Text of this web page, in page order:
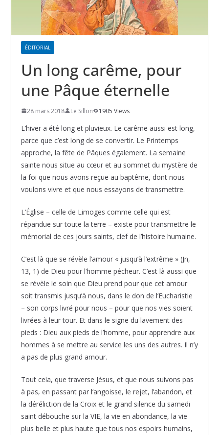
ÉDITORIAL
Un long carême, pour
une Pâque éternelle
28 mars 2018 Le Sillon 1905 Views
L’hiver a été long et pluvieux. Le carême aussi est long,
parce que c’est long de se convertir. Le Printemps
approche, la fête de Pâques également. La semaine
sainte nous situe au cœur et au sommet du mystère de
la foi que nous avons reçue au baptême, dont nous
voulons vivre et que nous essayons de transmettre.
L’Église – celle de Limoges comme celle qui est
répandue sur toute la terre – existe pour transmettre le
mémorial de ces jours saints, clef de l’histoire humaine.
C’est là que se révèle l’amour « jusqu’à l’extrême » (Jn,
13, 1) de Dieu pour l’homme pécheur. C’est là aussi que
se révèle le soin que Dieu prend pour que cet amour
soit transmis jusqu’à nous, dans le don de l’Eucharistie
– son corps livré pour nous – pour que nos vies soient
livrées à leur tour. Et dans le signe du lavement des
pieds : Dieu aux pieds de l’homme, pour apprendre aux
hommes à se mettre au service les uns des autres. Il n’y
a pas de plus grand amour.
Tout cela, que traverse Jésus, et que nous suivons pas
à pas, en passant par l’angoisse, le rejet, l’abandon, et
la déréliction de la Croix et le grand silence du samedi
saint débouche sur la VIE, la vie en abondance, la vie
plus belle et plus haute que tous nos espoirs humains,